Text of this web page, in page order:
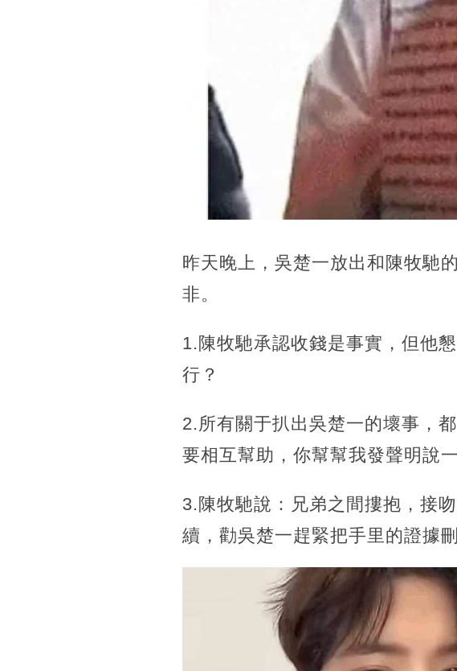
昨天晚上，吳楚一放出和陳牧馳
非。
1.陳牧馳承認收錢是事實，但他
行？
2.所有關于扒出吳楚一的壞事，
要相互幫助，你幫幫我發聲明說一
3.陳牧馳說：兄弟之間摟抱，接
續，勸吳楚一趕緊把手里的證據刪